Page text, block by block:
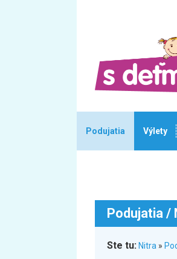
Podujatia Výlety
Podujatia /
Ste tu: Nitra »